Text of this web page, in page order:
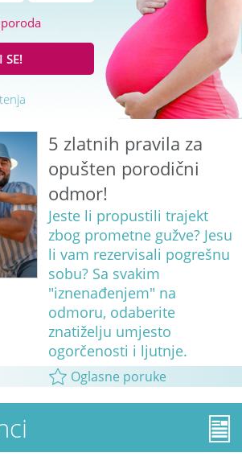
SE!
5 zlatnih pravila za
opušten porodični
odmor!
Jeste li propustili trajekt
zbog prometne gužve? Jesu
li vam rezervisali pogrešnu
sobu? Sa svakim
"iznenađenjem" na
odmoru, odaberite
znatiželju umjesto
ogorčenosti i ljutnje.
Oglasne poruke